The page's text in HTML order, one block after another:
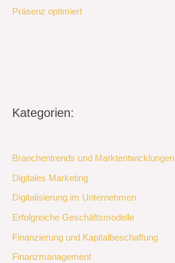
Präsenz optimiert
Kategorien:
Branchentrends und Marktentwicklungen
Digitales Marketing
Digitalisierung im Unternehmen
Erfolgreiche Geschäftsmodelle
Finanzierung und Kapitalbeschaffung
Finanzmanagement